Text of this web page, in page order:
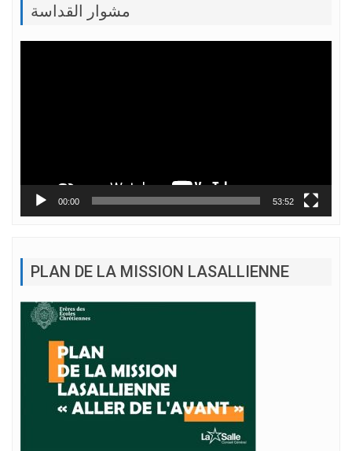
مشوار القداسة
00:00 53:52
PLAN DE LA MISSION LASALLIENNE